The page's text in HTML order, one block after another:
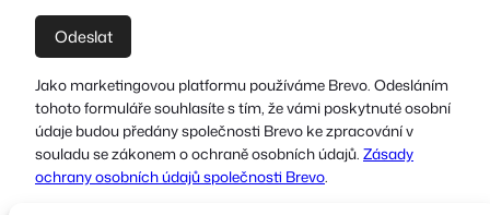
Jako marketingovou platformu používáme Brevo. Odesláním
tohoto formuláře souhlasíte s tím, že vámi poskytnuté osobní
údaje budou předány společnosti Brevo ke zpracování v
souladu se zákonem o ochraně osobních údajů. Zásady
ochrany osobních údajů společnosti Brevo.